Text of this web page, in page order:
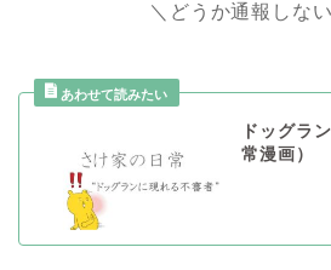
＼どうか通報しな
ドッグラ
常漫画）